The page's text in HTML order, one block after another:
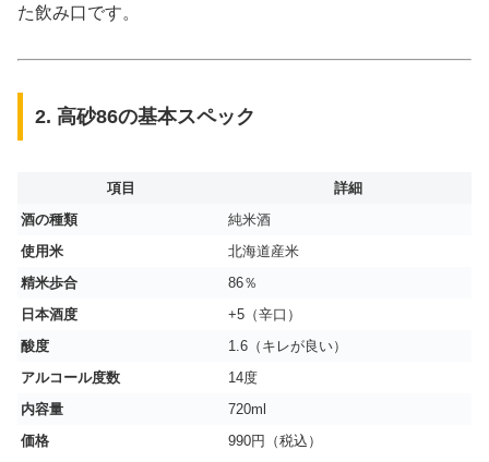
た飲み口です。
2. 高砂86の基本スペック
項目
詳細
酒の種類
純米酒
使用米
北海道産米
精米歩合
86％
日本酒度
+5（辛口）
酸度
1.6（キレが良い）
アルコール度数
14度
内容量
720ml
価格
990円（税込）